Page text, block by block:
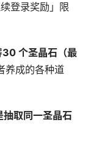
登录奖励」限
30 个圣晶石（最
养成的各种道
抽取同一圣晶石